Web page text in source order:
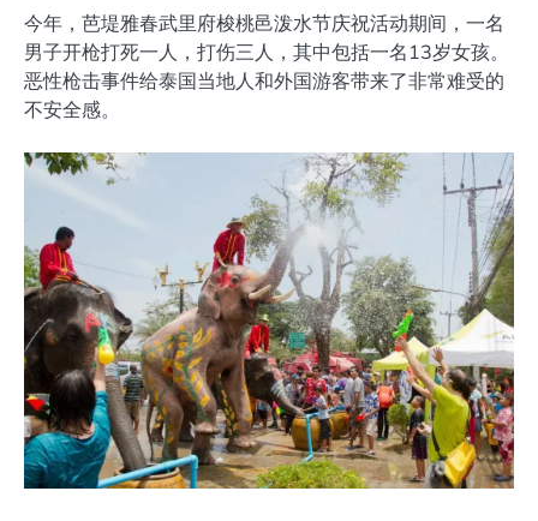
今年，芭堤雅春武里府梭桃邑泼水节庆祝活动期间，一名
男子开枪打死一人，打伤三人，其中包括一名13岁女孩。
恶性枪击事件给泰国当地人和外国游客带来了非常难受的
不安全感。